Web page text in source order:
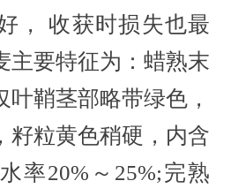
， 收获时损失也最
主要特征为：蜡熟末
鞘茎部略带绿色，
籽粒黄色稍硬，内含
率20%～25%;完熟